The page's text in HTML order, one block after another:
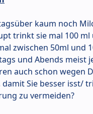
kaum noch
trinkt sie mal 100 ml
zwischen 50ml und
und Abends meist
auch schon wegen
Sie besser isst/
zu vermeiden?